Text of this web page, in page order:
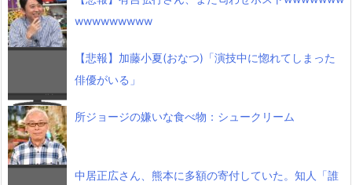
wwwwwwwww
【悲報】加藤小夏(おなつ)「演技中に惚れてしまった
俳優がいる」
所ジョージの嫌いな食べ物：シュークリーム
中居正広さん、熊本に多額の寄付していた。知人「誰